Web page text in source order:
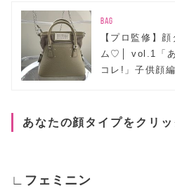
BAG
【プロ監修】
ム♡│ vol.1「あ
コレ!」子供顔編
あなたの顔タイプをクリ
∟フェミニン